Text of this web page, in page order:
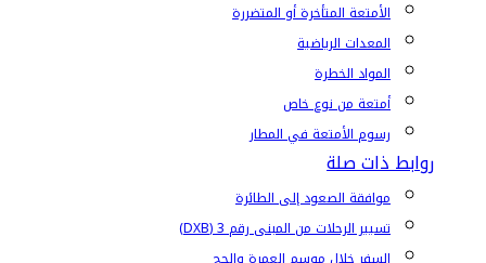
الأمتعة المتأخرة أو المتضررة
المعدات الرياضية
المواد الخطرة
أمتعة من نوع خاص
رسوم الأمتعة في المطار
روابط ذات صلة
موافقة الصعود إلى الطائرة
تسيير الرحلات من المبنى رقم 3 (DXB)